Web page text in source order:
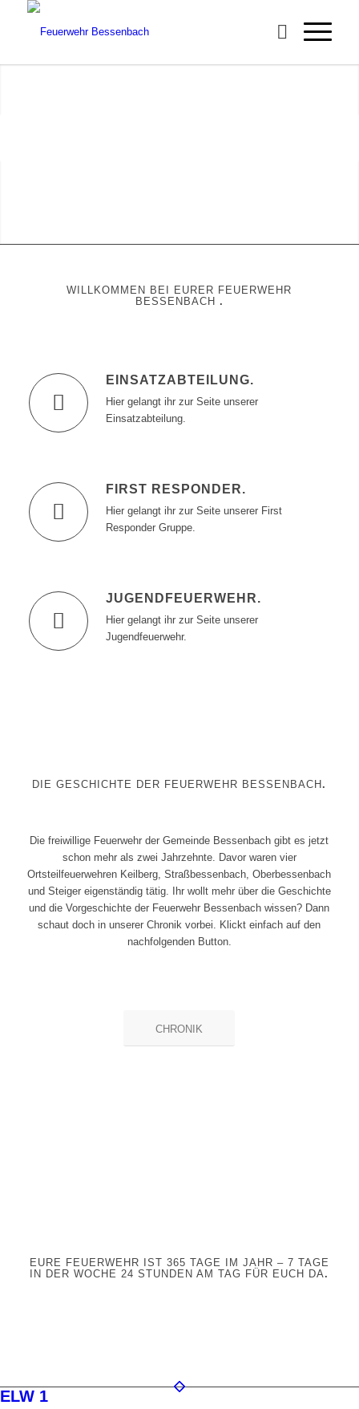
WILLKOMMEN BEI EURER FEUERWEHR
BESSENBACH .
EINSATZABTEILUNG.
Hier gelangt ihr zur Seite unserer
Einsatzabteilung.
FIRST RESPONDER.
Hier gelangt ihr zur Seite unserer First
Responder Gruppe.
JUGENDFEUERWEHR.
Hier gelangt ihr zur Seite unserer
Jugendfeuerwehr.
DIE GESCHICHTE DER FEUERWEHR BESSENBACH.
Die freiwillige Feuerwehr der Gemeinde Bessenbach gibt es jetzt
schon mehr als zwei Jahrzehnte. Davor waren vier
Ortsteilfeuerwehren Keilberg, Straßbessenbach, Oberbessenbach
und Steiger eigenständig tätig. Ihr wollt mehr über die Geschichte
und die Vorgeschichte der Feuerwehr Bessenbach wissen? Dann
schaut doch in unserer Chronik vorbei. Klickt einfach auf den
nachfolgenden Button.
CHRONIK
EURE FEUERWEHR IST 365 TAGE IM JAHR – 7 TAGE
IN DER WOCHE 24 STUNDEN AM TAG FÜR EUCH DA.
ELW 1